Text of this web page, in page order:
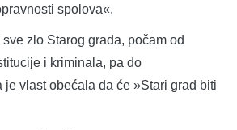
spolova«.
zlo Starog grada, počam od
i kriminala, pa do
je vlast obećala da će »Stari grad biti